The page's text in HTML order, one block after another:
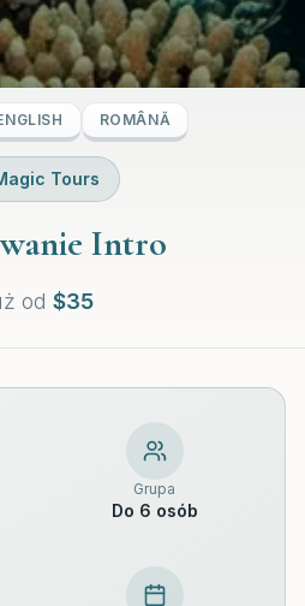
ROMÂNĂ
Tours
Intro
od $35
Grupa
Do 6 osób